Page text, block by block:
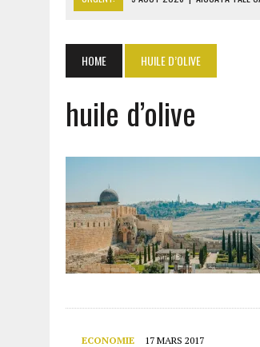
9 AOÛT 2026 | GABON : 46 000 ÉLÈVES DU
9 AOÛT 2026
| ASSALA À DAMAS : UN
HOME HUILE D’OLIVE
huile d’olive
ECONOMIE 17 MARS 2017